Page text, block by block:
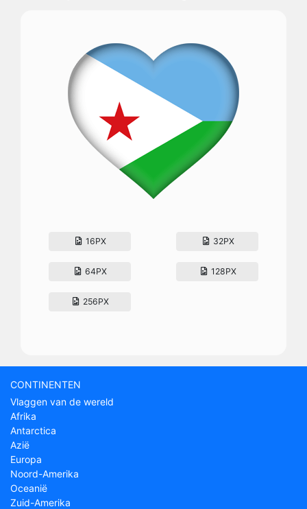
16PX 32PX
64PX 128PX
256PX
CONTINENTEN
Vlaggen van de wereld
Afrika
Antarctica
Azië
Europa
Noord-Amerika
Oceanië
Zuid-Amerika